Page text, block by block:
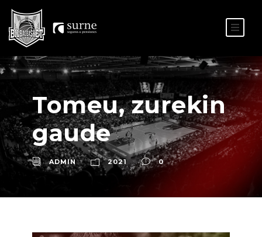
Tomeu, zurekin
gaude
ADMIN 2021 0